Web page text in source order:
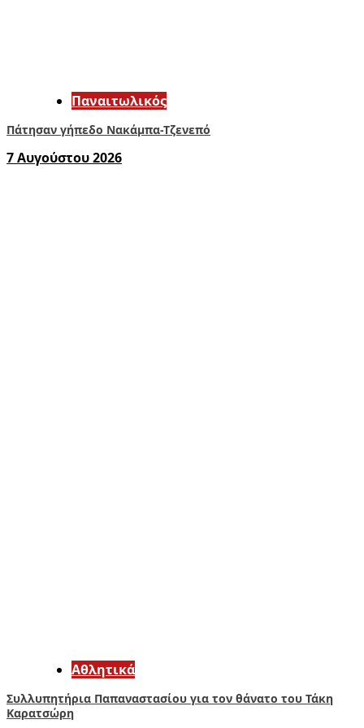
Παναιτωλικός
Πάτησαν γήπεδο Νακάμπα-Τζενεπό
7 Αυγούστου 2026
Αθλητικά
Συλλυπητήρια Παπαναστασίου για τον θάνατο του Τάκη
Καρατσώρη